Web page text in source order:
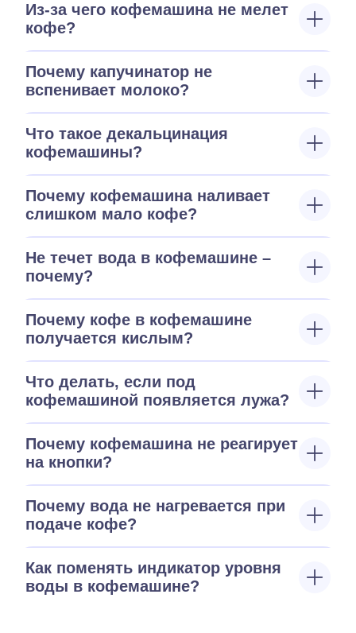
Из-за чего кофемашина не мелет
кофе?
Почему капучинатор не
вспенивает молоко?
Что такое декальцинация
кофемашины?
Почему кофемашина наливает
слишком мало кофе?
Не течет вода в кофемашине –
почему?
Почему кофе в кофемашине
получается кислым?
Что делать, если под
кофемашиной появляется лужа?
Почему кофемашина не реагирует
на кнопки?
Почему вода не нагревается при
подаче кофе?
Как поменять индикатор уровня
воды в кофемашине?